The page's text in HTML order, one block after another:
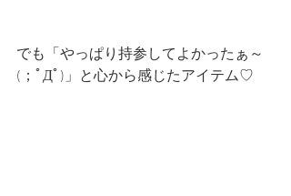
でも「やっぱり持参してよかったぁ～
(；ﾟДﾟ)」と心から感じたアイテム♡